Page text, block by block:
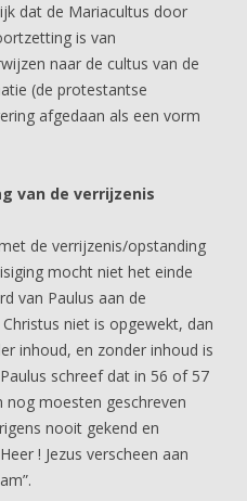
dat de Mariacultus door
is van
naar de cultus van de
(de protestantse
afgedaan als een vorm
van de verrijzenis
de verrijzenis/opstanding
mocht niet het einde
van Paulus aan de
niet is opgewekt, dan
inhoud, en zonder inhoud is
schreef dat in 56 of 57
nog moesten geschreven
nooit gekend en
! Jezus verscheen aan